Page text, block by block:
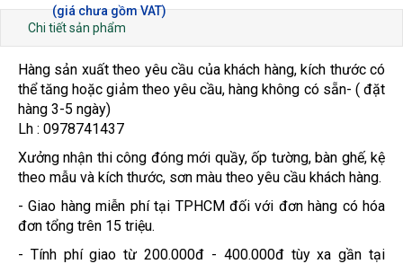
Chi tiết sản phẩm
Hàng sản xuất theo yêu cầu của khách hàng, kích thước có
thể tăng hoặc giảm theo yêu cầu, hàng không có sẵn- ( đặt
hàng 3-5 ngày)
Lh : 0978741437
Xưởng nhận thi công đóng mới quầy, ốp tường, bàn ghế, kệ
theo mẫu và kích thước, sơn màu theo yêu cầu khách hàng.
- Giao hàng miễn phí tại TPHCM đối với đơn hàng có hóa
đơn tổng trên 15 triệu.
- Tính phí giao từ 200.000đ - 400.000đ tùy xa gần tại